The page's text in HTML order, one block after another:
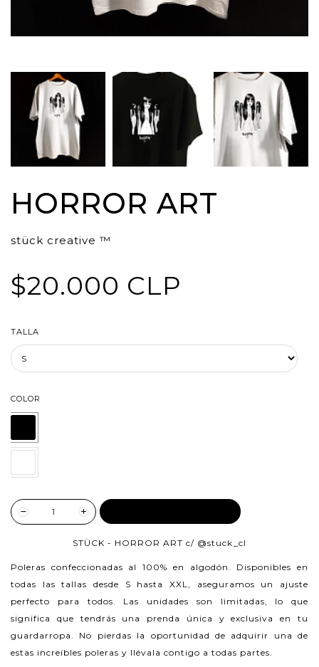
HORROR ART
stück creative ™
$20.000 CLP
TALLA
COLOR
STÜCK - HORROR ART c/ @stuck_cl
Poleras confeccionadas al 100% en algodón. Disponibles en
todas las tallas desde S hasta XXL, aseguramos un ajuste
perfecto para todos. Las unidades son limitadas, lo que
significa que tendrás una prenda única y exclusiva en tu
guardarropa. No pierdas la oportunidad de adquirir una de
estas increíbles poleras y llévala contigo a todas partes.